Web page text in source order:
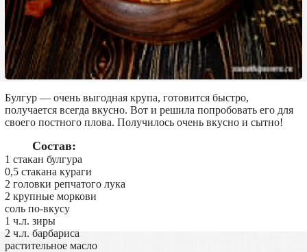
Булгур — очень выгодная крупа, готовится быстро,
получается всегда вкусно. Вот и решила попробовать его для
своего постного плова. Получилось очень вкусно и сытно!
Состав:
1 стакан булгура
0,5 стакана кураги
2 головки репчатого лука
2 крупные моркови
соль по-вкусу
1 ч.л. зиры
2 ч.л. барбариса
растительное масло